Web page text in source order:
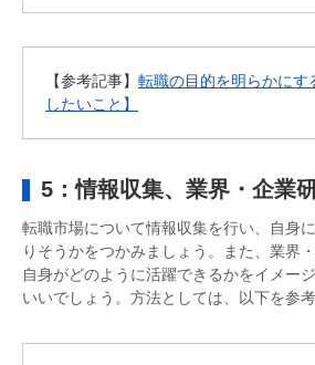
【参考記事】 転職の目的を明らかにす
したいこと】
5：情報収集、業界・企業
転職市場について情報収集を行い、自身
りそうかをつかみましょう。また、業界
自身がどのように活躍できるかをイメー
いいでしょう。方法としては、以下を参